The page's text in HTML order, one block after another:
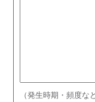
（発生時期・頻度な